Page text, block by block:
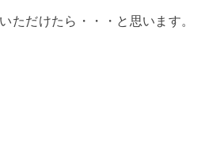
ただけたら・・・と思います。